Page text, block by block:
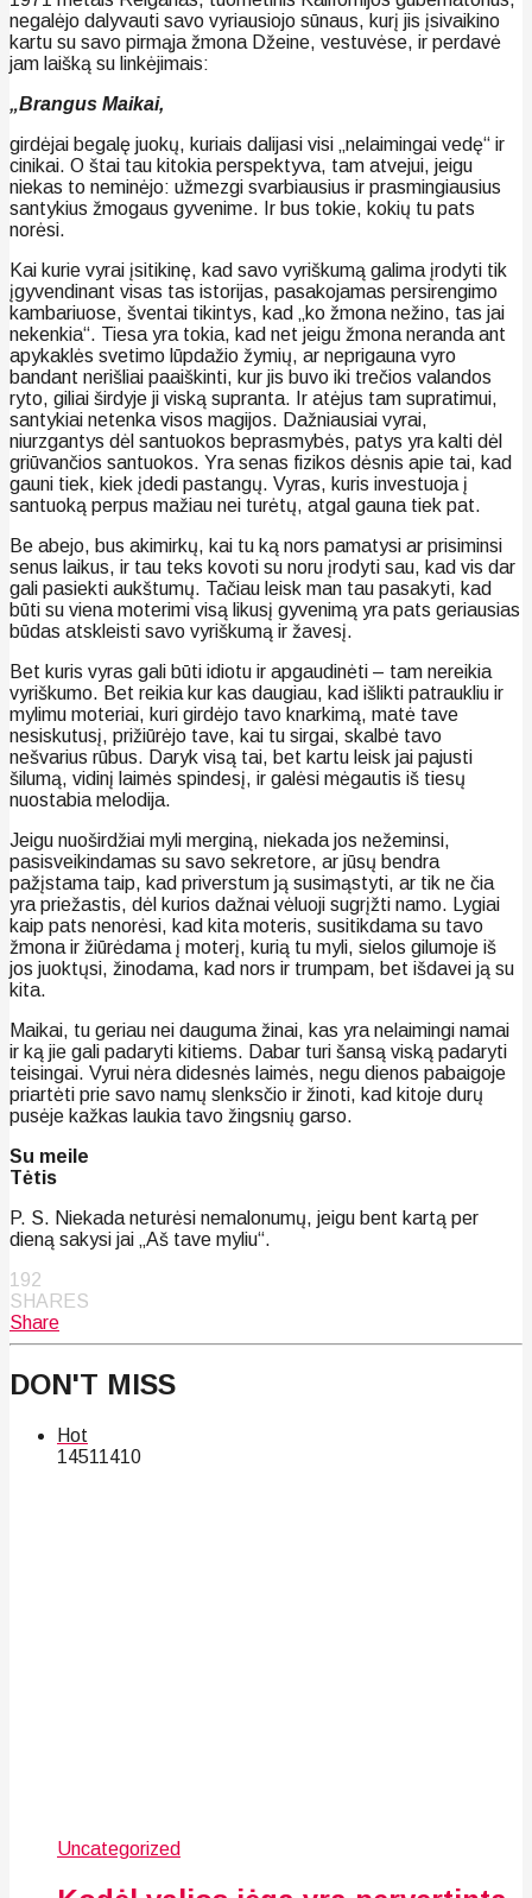
negalėjo dalyvauti savo vyriausiojo sūnaus, kurį jis įsivaikino
kartu su savo pirmąja žmona Džeine, vestuvėse, ir perdavė
jam laišką su linkėjimais:
„Brangus Maikai,
girdėjai begalę juokų, kuriais dalijasi visi „nelaimingai vedę“ ir
cinikai. O štai tau kitokia perspektyva, tam atvejui, jeigu
niekas to neminėjo: užmezgi svarbiausius ir prasmingiausius
santykius žmogaus gyvenime. Ir bus tokie, kokių tu pats
norėsi.
Kai kurie vyrai įsitikinę, kad savo vyriškumą galima įrodyti tik
įgyvendinant visas tas istorijas, pasakojamas persirengimo
kambariuose, šventai tikintys, kad „ko žmona nežino, tas jai
nekenkia“. Tiesa yra tokia, kad net jeigu žmona neranda ant
apykaklės svetimo lūpdažio žymių, ar neprigauna vyro
bandant nerišliai paaiškinti, kur jis buvo iki trečios valandos
ryto, giliai širdyje ji viską supranta. Ir atėjus tam supratimui,
santykiai netenka visos magijos. Dažniausiai vyrai,
niurzgantys dėl santuokos beprasmybės, patys yra kalti dėl
griūvančios santuokos. Yra senas fizikos dėsnis apie tai, kad
gauni tiek, kiek įdedi pastangų. Vyras, kuris investuoja į
santuoką perpus mažiau nei turėtų, atgal gauna tiek pat.
Be abejo, bus akimirkų, kai tu ką nors pamatysi ar prisiminsi
senus laikus, ir tau teks kovoti su noru įrodyti sau, kad vis dar
gali pasiekti aukštumų. Tačiau leisk man tau pasakyti, kad
būti su viena moterimi visą likusį gyvenimą yra pats geriausias
būdas atskleisti savo vyriškumą ir žavesį.
Bet kuris vyras gali būti idiotu ir apgaudinėti – tam nereikia
vyriškumo. Bet reikia kur kas daugiau, kad išlikti patraukliu ir
mylimu moteriai, kuri girdėjo tavo knarkimą, matė tave
nesiskutusį, prižiūrėjo tave, kai tu sirgai, skalbė tavo
nešvarius rūbus. Daryk visą tai, bet kartu leisk jai pajusti
šilumą, vidinį laimės spindesį, ir galėsi mėgautis iš tiesų
nuostabia melodija.
Jeigu nuoširdžiai myli merginą, niekada jos nežeminsi,
pasisveikindamas su savo sekretore, ar jūsų bendra
pažįstama taip, kad priverstum ją susimąstyti, ar tik ne čia
yra priežastis, dėl kurios dažnai vėluoji sugrįžti namo. Lygiai
kaip pats nenorėsi, kad kita moteris, susitikdama su tavo
žmona ir žiūrėdama į moterį, kurią tu myli, sielos gilumoje iš
jos juoktųsi, žinodama, kad nors ir trumpam, bet išdavei ją su
kita.
Maikai, tu geriau nei dauguma žinai, kas yra nelaimingi namai
ir ką jie gali padaryti kitiems. Dabar turi šansą viską padaryti
teisingai. Vyrui nėra didesnės laimės, negu dienos pabaigoje
priartėti prie savo namų slenksčio ir žinoti, kad kitoje durų
pusėje kažkas laukia tavo žingsnių garso.
Su meile
Tėtis
P. S. Niekada neturėsi nemalonumų, jeigu bent kartą per
dieną sakysi jai „Aš tave myliu“.
192
SHARES
Share
DON'T MISS
Hot
14511410
Uncategorized